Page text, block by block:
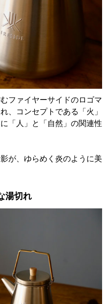
ファイヤーサイドのロゴマ
、コンセプトである「火」
「人」と「自然」の関連性
が、ゆらめく炎のように美
湯切れ